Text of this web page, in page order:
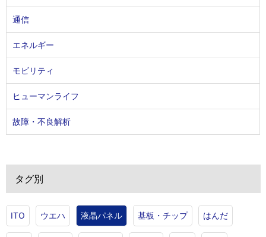
通信
エネルギー
モビリティ
ヒューマンライフ
故障・不良解析
タグ別
ITO ウエハ 液晶パネル 基板・チップ はんだ